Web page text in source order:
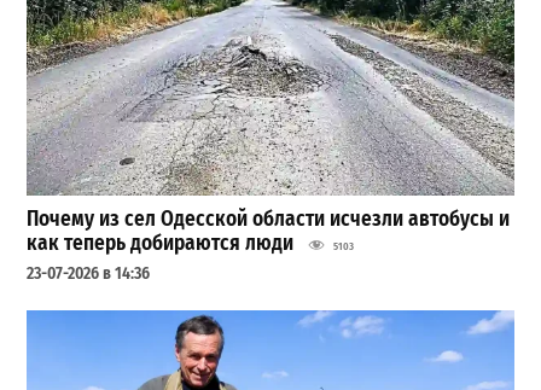
Почему из сел Одесской области исчезли автобусы и
как теперь добираются люди
5103
23-07-2026 в 14:36